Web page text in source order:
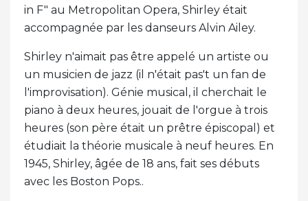
in F" au Metropolitan Opera, Shirley était
accompagnée par les danseurs Alvin Ailey.
Shirley n'aimait pas être appelé un artiste ou
un musicien de jazz (il n'était pas't un fan de
l'improvisation). Génie musical, il cherchait le
piano à deux heures, jouait de l'orgue à trois
heures (son père était un prêtre épiscopal) et
étudiait la théorie musicale à neuf heures. En
1945, Shirley, âgée de 18 ans, fait ses débuts
avec les Boston Pops..